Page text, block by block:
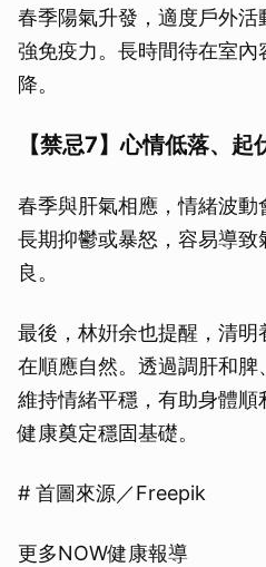
春季陽氣升發，適度戶外
強免疫力。長時間待在室
降。
【禁忌7】心情低落、起
春季與肝氣相應，情緒波
長期抑鬱或暴怒，容易導
良。
最後，林姸余也提醒，清
在順應自然。透過調肝和
維持情緒平穩，有助身體
健康奠定穩固基礎。
# 首圖來源／Freepik
更多NOW健康報導